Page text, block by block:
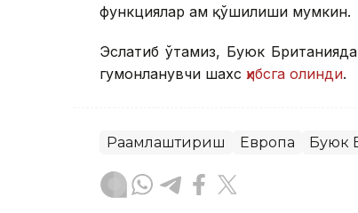
функциялар ҳам қўшилиши мумкин.
Эслатиб ўтамиз, Буюк
гумонланувчи шахс ҳибсга олинди.
Рақамлаштириш Европа Буюк